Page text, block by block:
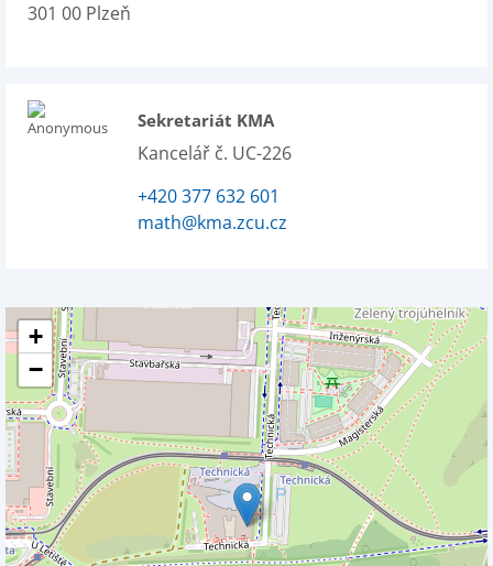
301 00 Plzeň
Sekretariát KMA
Kancelář č. UC-226
+420 377 632 601
math@kma.zcu.cz
+
−